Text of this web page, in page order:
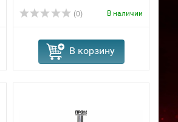
(0) В наличии
В корзину